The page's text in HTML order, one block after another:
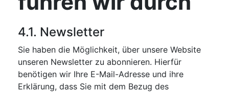
4.1. Newsletter
Sie haben die Möglichkeit, über unsere Website
unseren Newsletter zu abonnieren. Hierfür
benötigen wir Ihre E-Mail-Adresse und ihre
Erklärung, dass Sie mit dem Bezug des